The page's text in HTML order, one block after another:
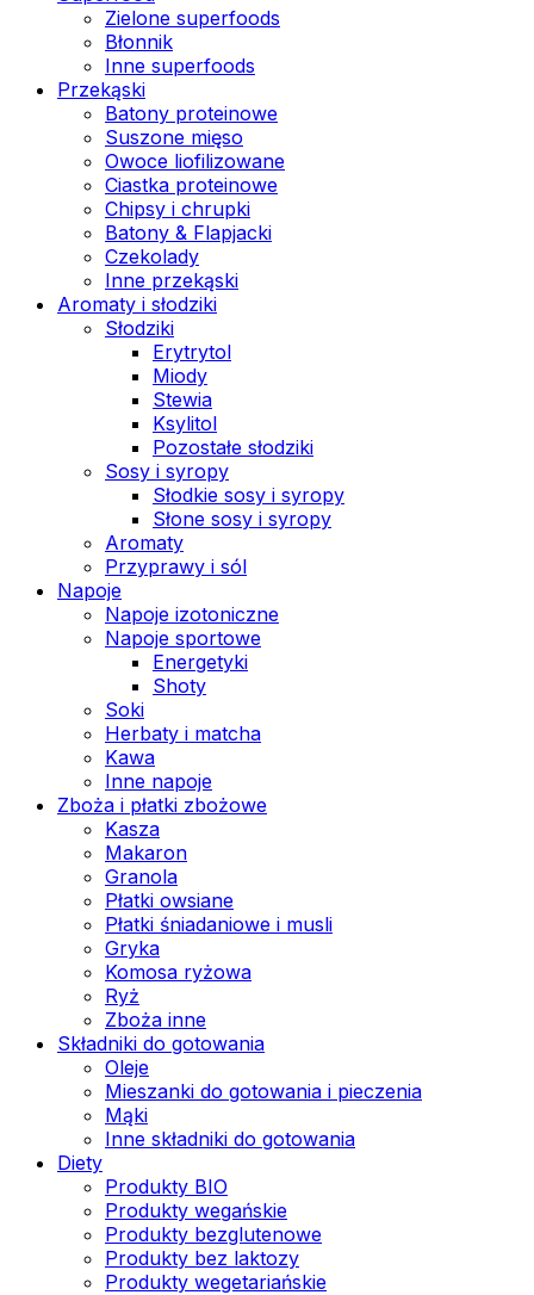
Zielone superfoods
Błonnik
Inne superfoods
Przekąski
Batony proteinowe
Suszone mięso
Owoce liofilizowane
Ciastka proteinowe
Chipsy i chrupki
Batony & Flapjacki
Czekolady
Inne przekąski
Aromaty i słodziki
Słodziki
Erytrytol
Miody
Stewia
Ksylitol
Pozostałe słodziki
Sosy i syropy
Słodkie sosy i syropy
Słone sosy i syropy
Aromaty
Przyprawy i sól
Napoje
Napoje izotoniczne
Napoje sportowe
Energetyki
Shoty
Soki
Herbaty i matcha
Kawa
Inne napoje
Zboża i płatki zbożowe
Kasza
Makaron
Granola
Płatki owsiane
Płatki śniadaniowe i musli
Gryka
Komosa ryżowa
Ryż
Zboża inne
Składniki do gotowania
Oleje
Mieszanki do gotowania i pieczenia
Mąki
Inne składniki do gotowania
Diety
Produkty BIO
Produkty wegańskie
Produkty bezglutenowe
Produkty bez laktozy
Produkty wegetariańskie